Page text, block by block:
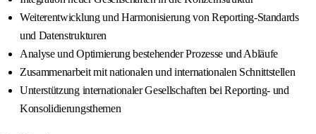
Weiterentwicklung und Harmonisierung von Reporting‑Standards
und Datenstrukturen
Analyse und Optimierung bestehender Prozesse und Abläufe
Zusammenarbeit mit nationalen und internationalen Schnittstellen
Unterstützung internationaler Gesellschaften bei Reporting- und
Konsolidierungsthemen